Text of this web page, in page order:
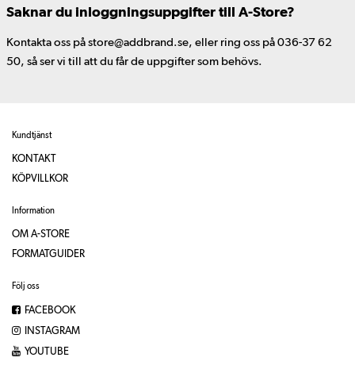
Saknar du inloggningsuppgifter till A-Store?
Kontakta oss på store@addbrand.se, eller ring oss på 036-37 62
50, så ser vi till att du får de uppgifter som behövs.
Kundtjänst
KONTAKT
KÖPVILLKOR
Information
OM A-STORE
FORMATGUIDER
Följ oss
FACEBOOK
INSTAGRAM
YOUTUBE